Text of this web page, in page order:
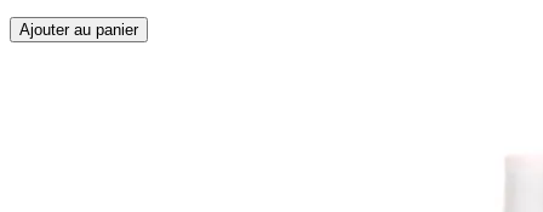
Ajouter au panier